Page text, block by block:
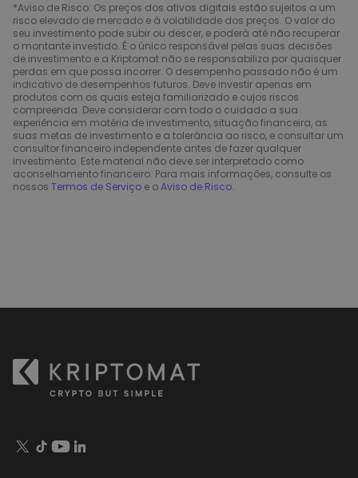
*Aviso de Risco: Os preços dos ativos digitais estão sujeitos a um
risco elevado de mercado e à volatilidade dos preços. O valor do
seu investimento pode subir ou descer, e poderá até não recuperar
o montante investido. É o único responsável pelas suas decisões
de investimento e a Kriptomat não se responsabiliza por quaisquer
perdas em que possa incorrer. O desempenho passado não é um
indicativo de desempenhos futuros. Deve investir apenas em
produtos com os quais esteja familiarizado e cujos riscos
compreenda. Deve considerar com todo o cuidado a sua
experiência em matéria de investimento, situação financeira, as
suas metas de investimento e a tolerância ao risco, e consultar um
consultor financeiro independente antes de fazer qualquer
investimento. Este material não deve ser interpretado como
aconselhamento financeiro. Para mais informações, consulte os
nossos Termos de Serviço e oAviso de Risco.